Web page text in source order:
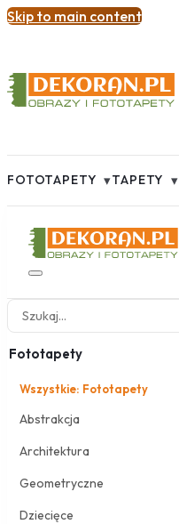
Skip to main content
FOTOTAPETY ▾TAPETY ▾
Fototapety
Wszystkie: Fototapety
Abstrakcja
Architektura
Geometryczne
Dziecięce